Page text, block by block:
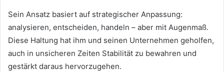
Sein Ansatz basiert auf strategischer Anpassung:
analysieren, entscheiden, handeln – aber mit Augenmaß.
Diese Haltung hat ihm und seinen Unternehmen geholfen,
auch in unsicheren Zeiten Stabilität zu bewahren und
gestärkt daraus hervorzugehen.